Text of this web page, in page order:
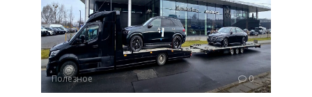
Полезное 0